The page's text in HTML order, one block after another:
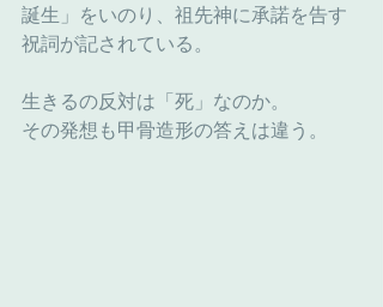
誕生」をいのり、祖先神に承諾を告す
祝詞が記されている。
生きるの反対は「死」なのか。
その発想も甲骨造形の答えは違う。